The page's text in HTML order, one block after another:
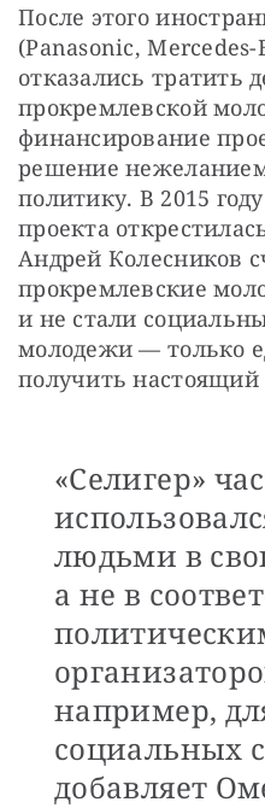
После этого
(Panasonic,
отказались тратить
прокремлевской
финансирование
решение
политику. В 2015
проекта
Андрей Колесников
прокремлевские
и не стали
молодежи — только
получить
«Селигер»
людьми в
а не в
например,
социальных
добавляет